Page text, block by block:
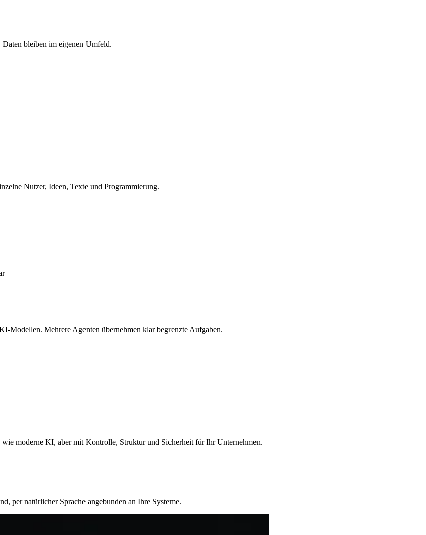
bleiben im eigenen Umfeld.
Nutzer, Ideen, Texte und Programmierung.
Modellen. Mehrere Agenten übernehmen klar begrenzte Aufgaben.
moderne KI, aber mit Kontrolle, Struktur und Sicherheit für Ihr Unternehmen.
per natürlicher Sprache angebunden an Ihre Systeme.